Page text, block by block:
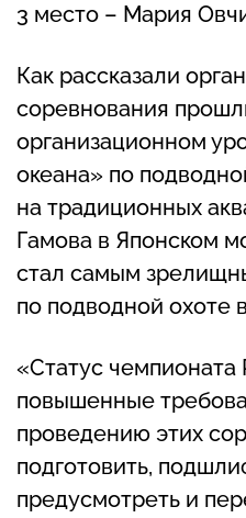
3 место – Мария
Как рассказали
соревнования
организационном
океана» по
на традиционных
Гамова в Японском
стал самым
по подводной охоте
«Статус чемпионата
повышенные
проведению этих
подготовить,
предусмотреть и